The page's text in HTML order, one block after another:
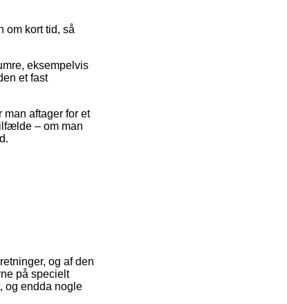
om kort tid, så
eksempelvis
et fast
aftager for et
– om man
og af den
på specielt
og endda nogle